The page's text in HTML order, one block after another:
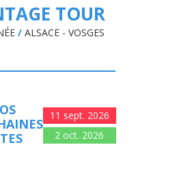
TOUR
/ ALSACE - VOSGES
11 sept. 2026
2 oct. 2026